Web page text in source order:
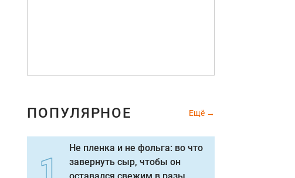
ПОПУЛЯРНОЕ Ещё
Не пленка и не фольга: во что
завернуть сыр, чтобы он